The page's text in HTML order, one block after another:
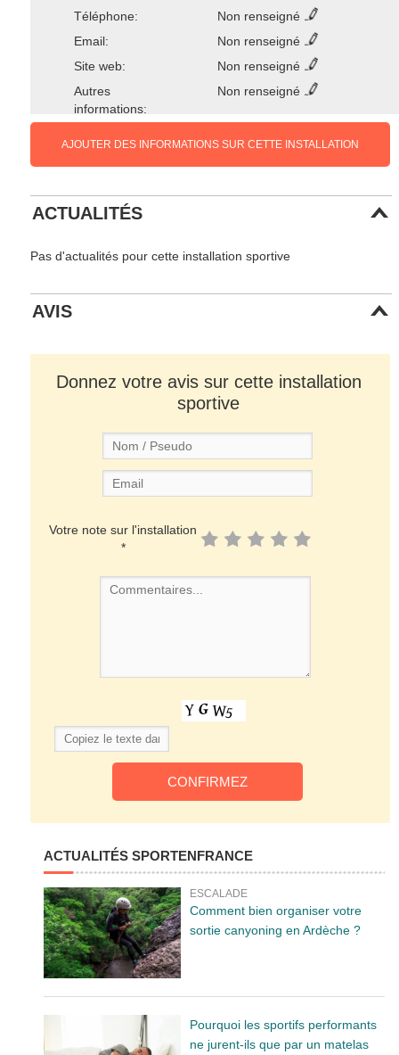
Téléphone:
Non renseigné
Email:
Non renseigné
Site web:
Non renseigné
Autres
informations:
Non renseigné
AJOUTER DES INFORMATIONS SUR CETTE INSTALLATION
ACTUALITÉS
Pas d'actualités pour cette installation sportive
AVIS
Donnez votre avis sur cette installation
sportive
Votre note sur l'installation
*
ACTUALITÉS SPORTENFRANCE
ESCALADE
Comment bien organiser votre
sortie canyoning en Ardèche ?
Pourquoi les sportifs performants
ne jurent-ils que par un matelas